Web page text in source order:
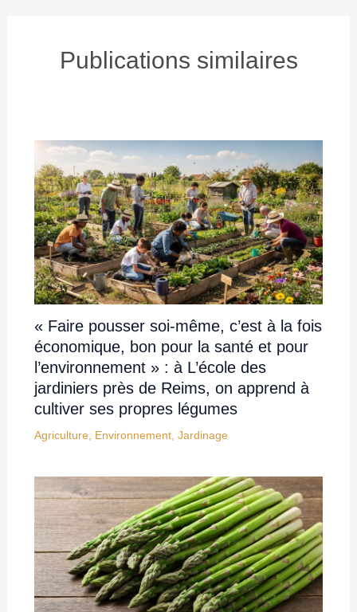
Publications similaires
« Faire pousser soi-même, c’est à la fois
économique, bon pour la santé et pour
l’environnement » : à L’école des
jardiniers près de Reims, on apprend à
cultiver ses propres légumes
Agriculture Environnement, Jardinage